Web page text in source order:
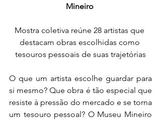
Mineiro
Mostra coletiva reúne 28 artistas que
destacam obras escolhidas como
tesouros pessoais de suas trajetórias
O que um artista escolhe guardar para
si mesmo? Que obra é tão especial que
resiste à pressão do mercado e se torna
um tesouro pessoal? O Museu Mineiro